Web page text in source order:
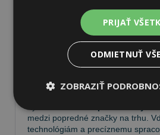
Pneumatiky Pirelli –
spoľahlivosť na
medzi popredné značky na trhu.
technológiám a precíznemu
PRIJAŤ
ODMIETNUŤ
ZOBRAZIŤ